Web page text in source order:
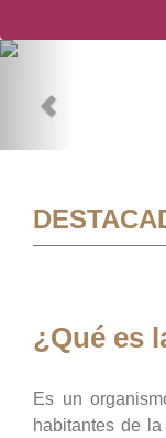
¿Qué es
Es un
habitantes de